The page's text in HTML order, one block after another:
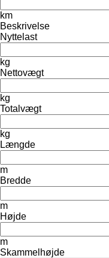
km
Beskrivelse
Nyttelast
kg
Nettovægt
kg
Totalvægt
kg
Længde
m
Bredde
m
Højde
m
Skammelhøjde